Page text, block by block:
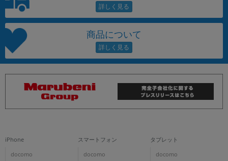
商品について
iPhone
docomo
スマートフォン
docomo
タブレット
docomo